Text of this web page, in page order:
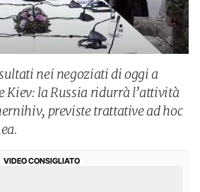
nei negoziati di oggi a
Kiev: la Russia ridurrà l’attività
previste trattative ad hoc
VIDEO CONSIGLIATO